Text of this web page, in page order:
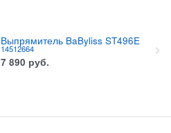
Выпрямитель BaByliss ST496E
14512664
7 890 руб.